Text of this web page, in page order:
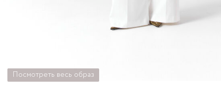
Посмотреть весь образ